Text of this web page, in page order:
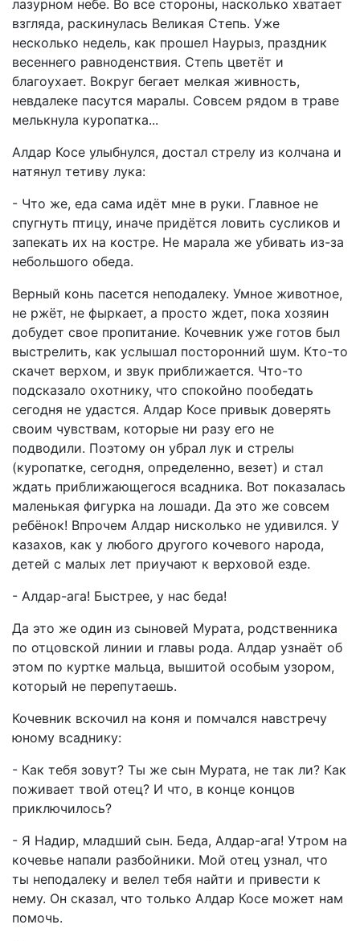
лазурном небе. Во все стороны, насколько хватает
взгляда, раскинулась Великая Степь. Уже
несколько недель, как прошел Наурыз, праздник
весеннего равноденствия. Степь цветёт и
благоухает. Вокруг бегает мелкая живность,
невдалеке пасутся маралы. Совсем рядом в траве
мелькнула куропатка...
Алдар Косе улыбнулся, достал стрелу из колчана и
натянул тетиву лука:
- Что же, еда сама идёт мне в руки. Главное не
спугнуть птицу, иначе придётся ловить сусликов и
запекать их на костре. Не марала же убивать из-за
небольшого обеда.
Верный конь пасется неподалеку. Умное животное,
не ржёт, не фыркает, а просто ждет, пока хозяин
добудет свое пропитание. Кочевник уже готов был
выстрелить, как услышал посторонний шум. Кто-то
скачет верхом, и звук приближается. Что-то
подсказало охотнику, что спокойно пообедать
сегодня не удастся. Алдар Косе привык доверять
своим чувствам, которые ни разу его не
подводили. Поэтому он убрал лук и стрелы
(куропатке, сегодня, определенно, везет) и стал
ждать приближающегося всадника. Вот показалась
маленькая фигурка на лошади. Да это же совсем
ребёнок! Впрочем Алдар нисколько не удивился. У
казахов, как у любого другого кочевого народа,
детей с малых лет приучают к верховой езде.
- Алдар-ага! Быстрее, у нас беда!
Да это же один из сыновей Мурата, родственника
по отцовской линии и главы рода. Алдар узнаёт об
этом по куртке мальца, вышитой особым узором,
который не перепутаешь.
Кочевник вскочил на коня и помчался навстречу
юному всаднику:
- Как тебя зовут? Ты же сын Мурата, не так ли? Как
поживает твой отец? И что, в конце концов
приключилось?
- Я Надир, младший сын. Беда, Алдар-ага! Утром на
кочевье напали разбойники. Мой отец узнал, что
ты неподалеку и велел тебя найти и привести к
нему. Он сказал, что только Алдар Косе может нам
помочь.